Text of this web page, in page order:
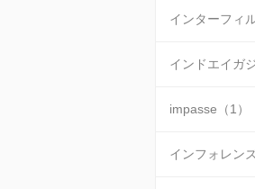
インターフィ
インドエイガ
impasse（1）
インフォレン